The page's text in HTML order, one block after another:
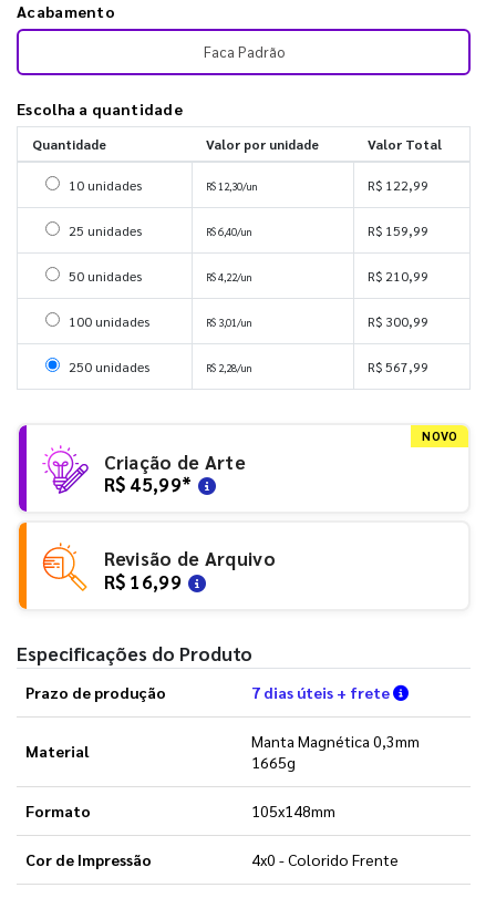
Acabamento
Faca Padrão
Escolha a quantidade
Quantidade Valor por unidade Valor Total
Selecionar 10 unidades
10 unidades R$ 12,30/un R$ 122,99
Selecionar 25 unidades
25 unidades R$ 6,40/un R$ 159,99
Selecionar 50 unidades
50 unidades R$ 4,22/un R$ 210,99
Selecionar 100 unidades
100 unidades R$ 3,01/un R$ 300,99
Selecionar 250 unidades
250 unidades R$ 2,28/un R$ 567,99
NOVO
Criação de Arte
R$ 45,99*
Revisão de Arquivo
R$ 16,99
Especificações do Produto
Prazo de produção 7 dias úteis + frete Verifique
Material
Manta Magnética 0,3mm
1665g
Formato 105x148mm
Cor de Impressão 4x0 - Colorido Frente